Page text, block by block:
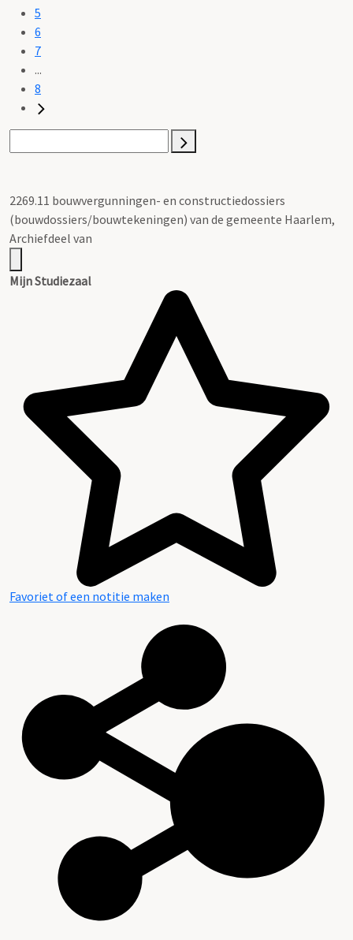
5
6
7
...
8
2269.11 bouwvergunningen- en constructiedossiers
(bouwdossiers/bouwtekeningen) van de gemeente Haarlem,
Archiefdeel van
Mijn Studiezaal
Favoriet of een notitie maken